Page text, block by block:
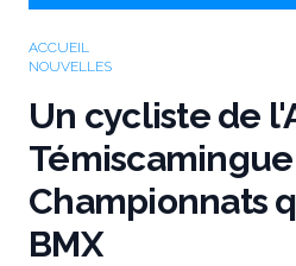
ACCUEIL
NOUVELLES
Un cycliste de
Championnats
BMX